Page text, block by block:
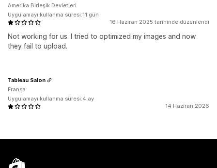
16 Haziran 2025 tarihinde düzenlendi
Not working for us. I tried to optimized my images and now
they fail to upload.
Amerika Birleşik Devletleri
Uygulamayı kullanma süresi:11 gün
14 Haziran 2026
Tableau Salon
Fransa
Uygulamayı kullanma süresi:4 ay